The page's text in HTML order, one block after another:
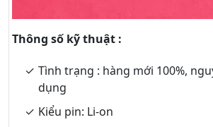
Thông số kỹ thuật :
Tình trạng : hàng mới 100%,
dụng
Kiểu pin: Li-on